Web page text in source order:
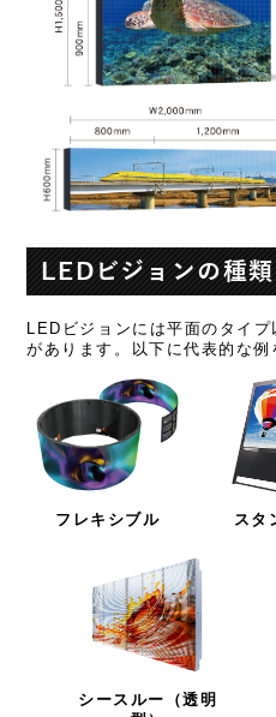
LEDビジョンの種類
LEDビジョンには平面のタイ
があります。以下に代表的な例
フレキシブル スタ
シースルー（透明